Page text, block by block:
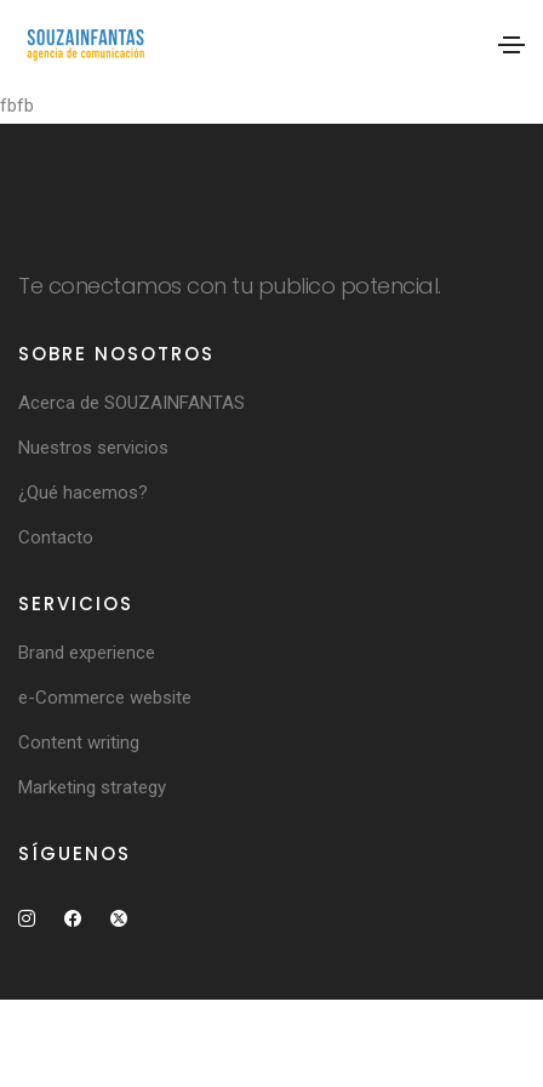
fbfb
Te conectamos con tu publico potencial.
SOBRE NOSOTROS
Acerca de SOUZAINFANTAS
Nuestros servicios
¿Qué hacemos?
Contacto
SERVICIOS
Brand experience
e-Commerce website
Content writing
Marketing strategy
SÍGUENOS